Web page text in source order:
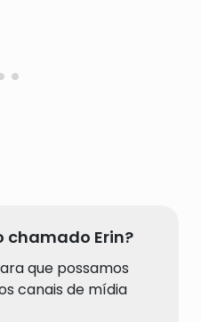
chamado Erin?
que possamos
canais de mídia